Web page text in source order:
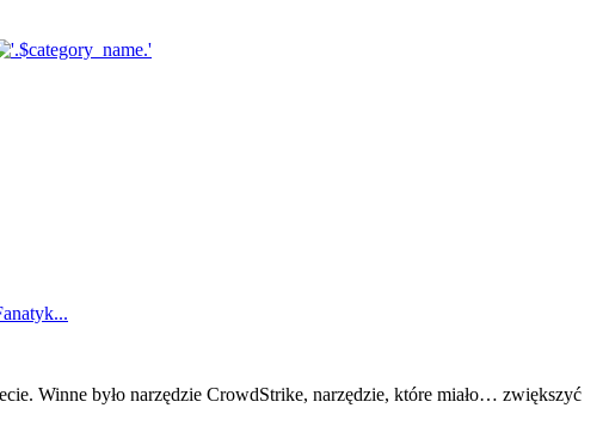
Winne było narzędzie CrowdStrike, narzędzie, które miało… zwiększyć